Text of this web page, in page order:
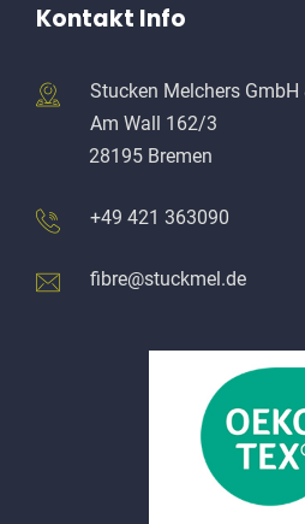
Kontakt Info
Stucken Melchers GmbH
Am Wall 162/3
28195 Bremen
+49 421 363090
fibre@stuckmel.de